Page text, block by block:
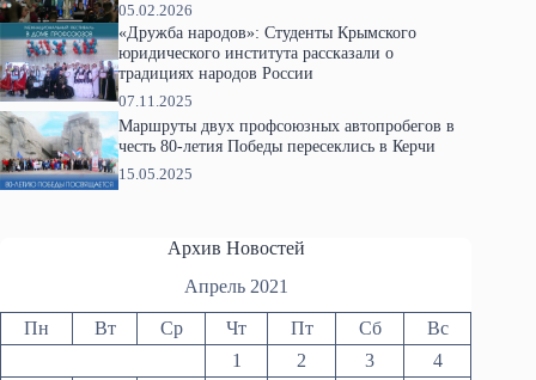
05.02.2026
«Дружба народов»: Студенты Крымского
юридического института рассказали о
традициях народов России
07.11.2025
Маршруты двух профсоюзных автопробегов в
честь 80-летия Победы пересеклись в Керчи
15.05.2025
Архив Новостей
Апрель 2021
Пн Вт Ср Чт Пт Сб
Вс
1
2 3
4